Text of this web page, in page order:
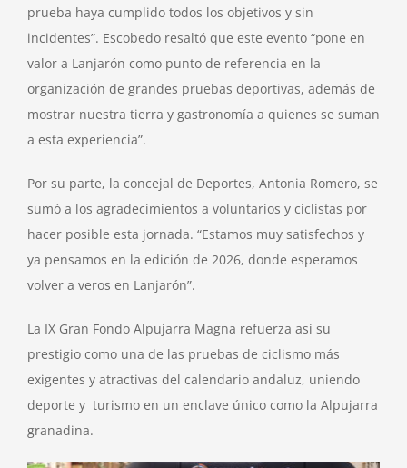
prueba haya cumplido todos los objetivos y sin
incidentes”. Escobedo resaltó que este evento “pone en
valor a Lanjarón como punto de referencia en la
organización de grandes pruebas deportivas, además de
mostrar nuestra tierra y gastronomía a quienes se suman
a esta experiencia”.
Por su parte, la concejal de Deportes, Antonia Romero, se
sumó a los agradecimientos a voluntarios y ciclistas por
hacer posible esta jornada. “Estamos muy satisfechos y
ya pensamos en la edición de 2026, donde esperamos
volver a veros en Lanjarón”.
La IX Gran Fondo Alpujarra Magna refuerza así su
prestigio como una de las pruebas de ciclismo más
exigentes y atractivas del calendario andaluz, uniendo
deporte y turismo en un enclave único como la Alpujarra
granadina.